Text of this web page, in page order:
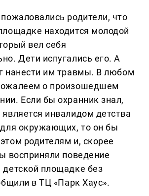
родители, что
находится молодой
вел себя
Дети испугались его. А
нанести им травмы. В любом
о произошедшем
Если бы охранник знал,
является инвалидом детства
для окружающих, то он бы
родителям и, скорее
восприняли поведение
детской площадке без
в ТЦ «Парк Хаус».